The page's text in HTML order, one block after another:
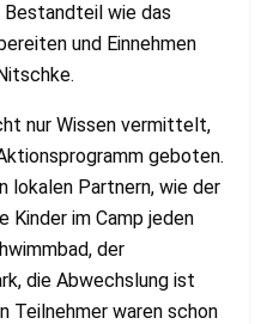
wie das
und Einnehmen
nur Wissen vermittelt,
geboten.
lokalen Partnern, wie der
Kinder im Camp jeden
der
die Abwechslung ist
Teilnehmer waren schon